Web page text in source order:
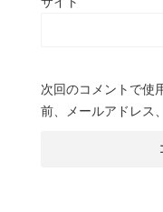
次回のコメントで使
前、メールアドレス